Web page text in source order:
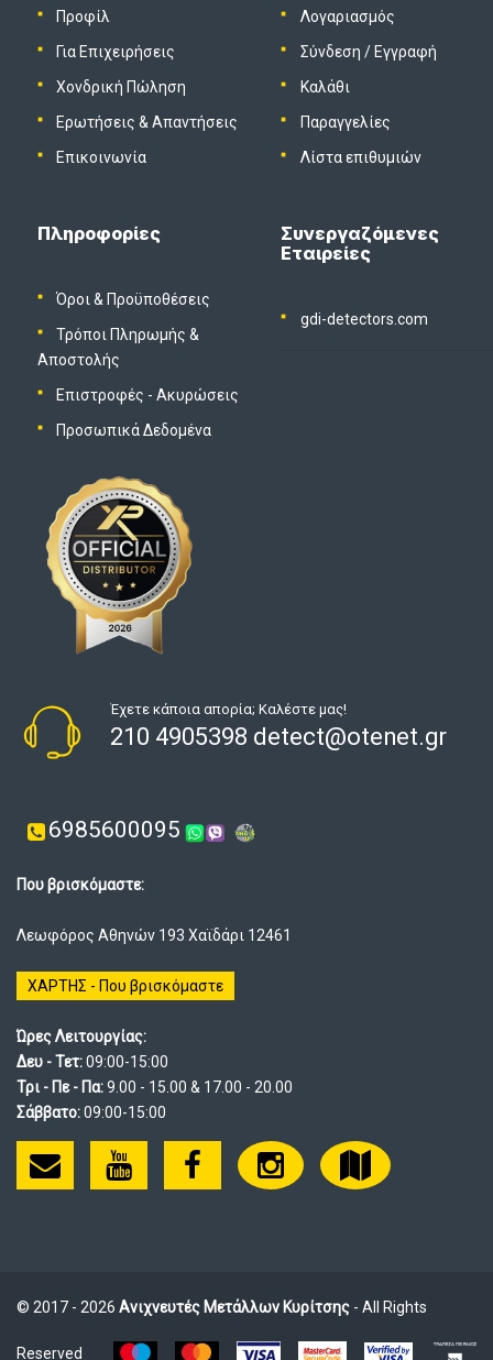
Προφίλ
Για Επιχειρήσεις
Χονδρική Πώληση
Ερωτήσεις & Απαντήσεις
Επικοινωνία
Λογαριασμός
Σύνδεση / Εγγραφή
Καλάθι
Παραγγελίες
Λίστα επιθυμιών
Πληροφορίες
Όροι & Προϋποθέσεις
Τρόποι Πληρωμής &
Αποστολής
Επιστροφές - Ακυρώσεις
Προσωπικά Δεδομένα
Συνεργαζόμενες
Εταιρείες
gdi-detectors.com
Έχετε κάποια απορία; Καλέστε μας!
210 4905398 detect@otenet.gr
6985600095
Που βρισκόμαστε:
Λεωφόρος Αθηνών 193 Χαϊδάρι 12461
ΧΑΡΤΗΣ - Που βρισκόμαστε
Ώρες Λειτουργίας:
Δευ - Τετ:09:00-15:00
Τρι - Πε - Πα:9.00 - 15.00 & 17.00 - 20.00
Σάββατο:09:00-15:00
© 2017 - 2026 Ανιχνευτές Μετάλλων Κυρίτσης - All Rights
Reserved